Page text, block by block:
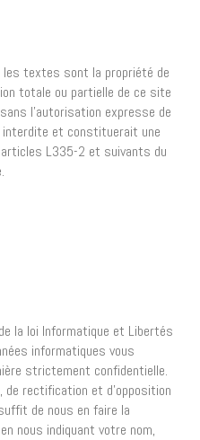
textes sont la propriété de
totale ou partielle de ce site
l’autorisation expresse de
et constituerait une
L335-2 et suivants du
la loi Informatique et Libertés
informatiques vous
strictement confidentielle.
de rectification et d’opposition
de nous en faire la
nous indiquant votre nom,